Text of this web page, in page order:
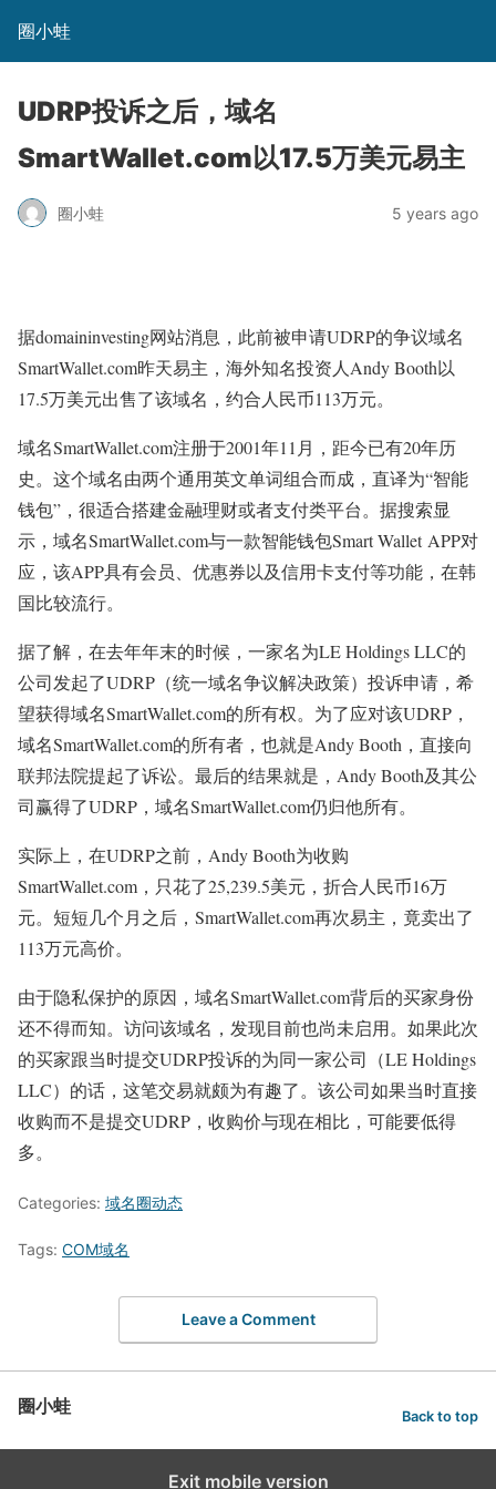
圈小蛙
UDRP投诉之后，域名
SmartWallet.com以17.5万美元易主
圈小蛙 5 years ago
据domaininvesting网站消息，此前被申请UDRP的争议域名
SmartWallet.com昨天易主，海外知名投资人Andy Booth以
17.5万美元出售了该域名，约合人民币113万元。
域名SmartWallet.com注册于2001年11月，距今已有20年历
史。这个域名由两个通用英文单词组合而成，直译为“智能
钱包”，很适合搭建金融理财或者支付类平台。据搜索显
示，域名SmartWallet.com与一款智能钱包Smart Wallet APP对
应，该APP具有会员、优惠券以及信用卡支付等功能，在韩
国比较流行。
据了解，在去年年末的时候，一家名为LE Holdings LLC的
公司发起了UDRP（统一域名争议解决政策）投诉申请，希
望获得域名SmartWallet.com的所有权。为了应对该UDRP，
域名SmartWallet.com的所有者，也就是Andy Booth，直接向
联邦法院提起了诉讼。最后的结果就是，Andy Booth及其公
司赢得了UDRP，域名SmartWallet.com仍归他所有。
实际上，在UDRP之前，Andy Booth为收购
SmartWallet.com，只花了25,239.5美元，折合人民币16万
元。短短几个月之后，SmartWallet.com再次易主，竟卖出了
113万元高价。
由于隐私保护的原因，域名SmartWallet.com背后的买家身份
还不得而知。访问该域名，发现目前也尚未启用。如果此次
的买家跟当时提交UDRP投诉的为同一家公司（LE Holdings
LLC）的话，这笔交易就颇为有趣了。该公司如果当时直接
收购而不是提交UDRP，收购价与现在相比，可能要低得
多。
Categories: 域名圈动态
Tags: COM域名
Leave a Comment
圈小蛙 Back to top
Exit mobile version